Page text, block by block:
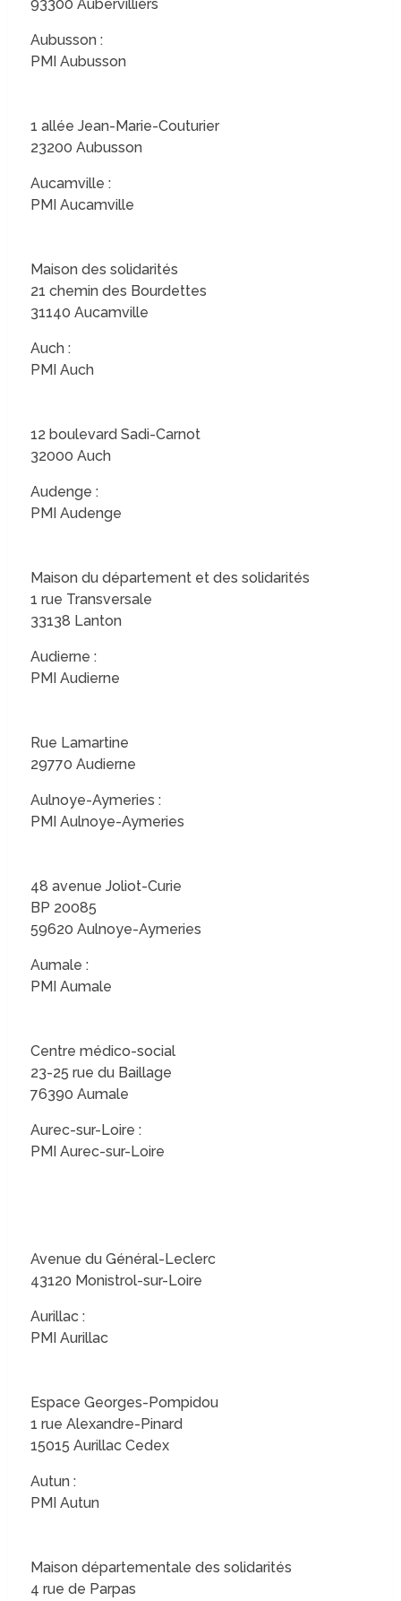
93300 Aubervilliers
Aubusson :
PMI Aubusson
1 allée Jean-Marie-Couturier
23200 Aubusson
Aucamville :
PMI Aucamville
Maison des solidarités
21 chemin des Bourdettes
31140 Aucamville
Auch :
PMI Auch
12 boulevard Sadi-Carnot
32000 Auch
Audenge :
PMI Audenge
Maison du département et des solidarités
1 rue Transversale
33138 Lanton
Audierne :
PMI Audierne
Rue Lamartine
29770 Audierne
Aulnoye-Aymeries :
PMI Aulnoye-Aymeries
48 avenue Joliot-Curie
BP 20085
59620 Aulnoye-Aymeries
Aumale :
PMI Aumale
Centre médico-social
23-25 rue du Baillage
76390 Aumale
Aurec-sur-Loire :
PMI Aurec-sur-Loire
Avenue du Général-Leclerc
43120 Monistrol-sur-Loire
Aurillac :
PMI Aurillac
Espace Georges-Pompidou
1 rue Alexandre-Pinard
15015 Aurillac Cedex
Autun :
PMI Autun
Maison départementale des solidarités
4 rue de Parpas